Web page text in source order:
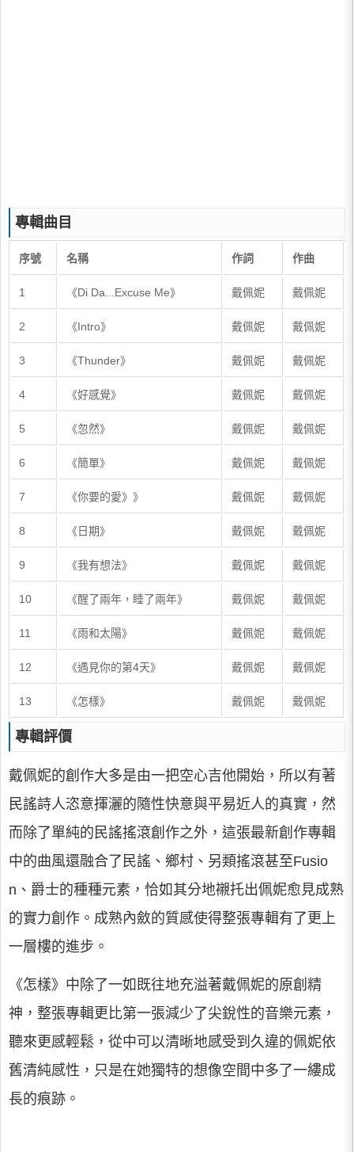
專輯曲目
序號 名稱 作詞 作曲
1 《Di Da...Excuse Me》 戴佩妮 戴佩妮
2 《Intro》 戴佩妮 戴佩妮
3 《Thunder》 戴佩妮 戴佩妮
4 《好感覺》 戴佩妮 戴佩妮
5 《忽然》 戴佩妮 戴佩妮
6 《簡單》 戴佩妮 戴佩妮
7 《你要的愛》》 戴佩妮 戴佩妮
8 《日期》 戴佩妮 戴佩妮
9 《我有想法》 戴佩妮 戴佩妮
10 《醒了兩年，睡了兩年》 戴佩妮 戴佩妮
11 《雨和太陽》 戴佩妮 戴佩妮
12 《遇見你的第4天》 戴佩妮 戴佩妮
13 《怎樣》 戴佩妮 戴佩妮
專輯評價
戴佩妮的創作大多是由一把空心吉他開始，所以有著
民謠詩人恣意揮灑的隨性快意與平易近人的真實，然
而除了單純的民謠搖滾創作之外，這張最新創作專輯
中的曲風還融合了民謠、鄉村、另類搖滾甚至Fusio
n、爵士的種種元素，恰如其分地襯托出佩妮愈見成熟
的實力創作。成熟內斂的質感使得整張專輯有了更上
一層樓的進步。
《怎樣》中除了一如既往地充溢著戴佩妮的原創精
神，整張專輯更比第一張減少了尖銳性的音樂元素，
聽來更感輕鬆，從中可以清晰地感受到久違的佩妮依
舊清純感性，只是在她獨特的想像空間中多了一縷成
長的痕跡。